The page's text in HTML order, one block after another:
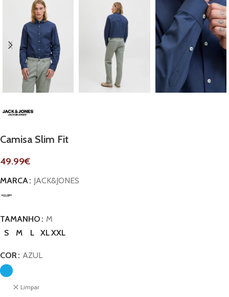
Camisa Slim Fit
49.99€
MARCA JACK&JONES
TAMANHO
M
S
M L XLXXL
COR AZUL
Limpar